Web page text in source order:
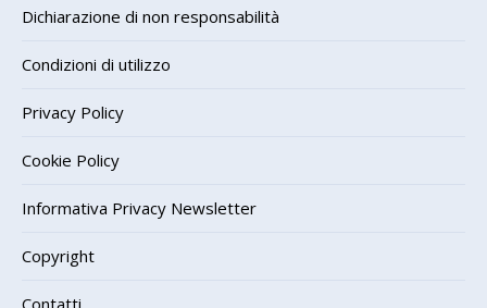
Dichiarazione di non responsabilità
Condizioni di utilizzo
Privacy Policy
Cookie Policy
Informativa Privacy Newsletter
Copyright
Contatti